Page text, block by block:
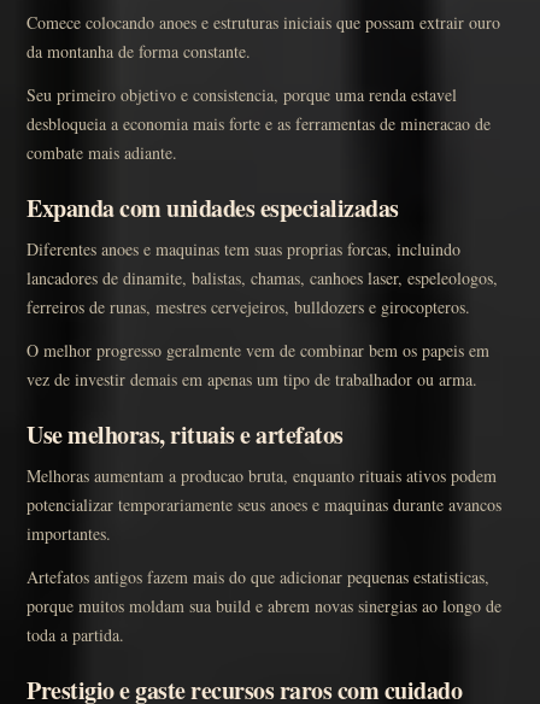
Comece colocando anoes e estruturas iniciais que possam extrair ouro
da montanha de forma constante.
Seu primeiro objetivo e consistencia, porque uma renda estavel
desbloqueia a economia mais forte e as ferramentas de mineracao de
combate mais adiante.
Expanda com unidades especializadas
Diferentes anoes e maquinas tem suas proprias forcas, incluindo
lancadores de dinamite, balistas, chamas, canhoes laser, espeleologos,
ferreiros de runas, mestres cervejeiros, bulldozers e girocopteros.
O melhor progresso geralmente vem de combinar bem os papeis em
vez de investir demais em apenas um tipo de trabalhador ou arma.
Use melhoras, rituais e artefatos
Melhoras aumentam a producao bruta, enquanto rituais ativos podem
potencializar temporariamente seus anoes e maquinas durante avancos
importantes.
Artefatos antigos fazem mais do que adicionar pequenas estatisticas,
porque muitos moldam sua build e abrem novas sinergias ao longo de
toda a partida.
Prestigio e gaste recursos raros com cuidado